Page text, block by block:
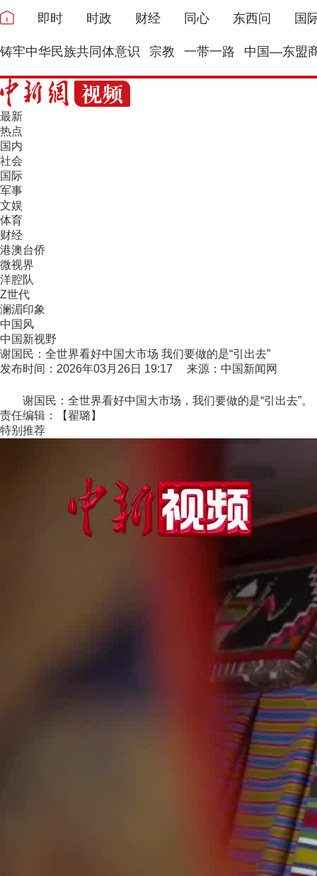
即时 时政 财经 同心 东西问 国
铸牢中华民族共同体意识 宗教 一带一路 中国—东盟
最新
热点
国内
社会
国际
军事
文娱
体育
财经
港澳台侨
微视界
洋腔队
Z世代
澜湄印象
中国风
中国新视野
谢国民：全世界看好中国大市场 我们要做的是“引出去”
发布时间：2026年03月26日 19:17 来源：中国新闻网
谢国民：全世界看好中国大市场，我们要做的是“引出去”。
责任编辑：【翟璐】
特别推荐